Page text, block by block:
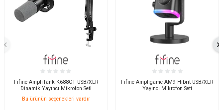
Fifine AmpliTank K688CT USB/XLR
Dinamik Yayıncı Mikrofon Seti
Bu ürünün seçenekleri vardır
Fifine Ampligame AM9 Hibrit USB/XLR
Yayıncı Mikrofon Seti